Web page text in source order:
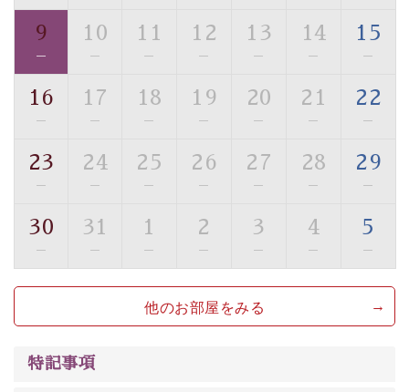
・駐車場完備
・チェックイン15時、チェックアウト10時
【お食事】
・個室料亭で個室食
・朝食はこだわりの味噌汁をはじめとした和定食
【温泉】
の効果が高い、極めて希有な源泉です。身も心も癒され
るご入浴をお愉しみください。
■お座敷風呂（大浴場）
温泉の成分に合わせ、防菌防カビの特殊素材の畳を使
用。 足元が柔らかく、そして滑りにくい畳のお風呂で
※男性大浴場までのご移動には階段がございます。 予め
9
—
10
—
11
—
12
—
13
—
14
—
15
—
16
—
17
—
18
—
19
—
20
—
21
—
22
—
23
—
24
—
25
—
26
—
27
—
28
—
29
—
30
—
31
—
1
—
2
—
3
—
4
—
5
—
他のお部屋をみる
特記事項